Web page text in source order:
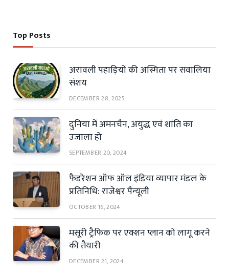
Top Posts
अरावली पहाड़ियों की अस्मिता पर सवालिया
संशय
DECEMBER 28, 2025
दुनिया में अमनचैन, अयुद्ध एवं शांति का
उजाला हो
SEPTEMBER 20, 2024
फैडरेशन ऑफ ऑल इंडिया व्यापार मंडल के
प्रतिनिधि: राजेश्वर पैन्यूली
OCTOBER 16, 2024
मसूरी ट्रैफिक पर एक्शन प्लान को लागू करने
की तैयारी
DECEMBER 21, 2024